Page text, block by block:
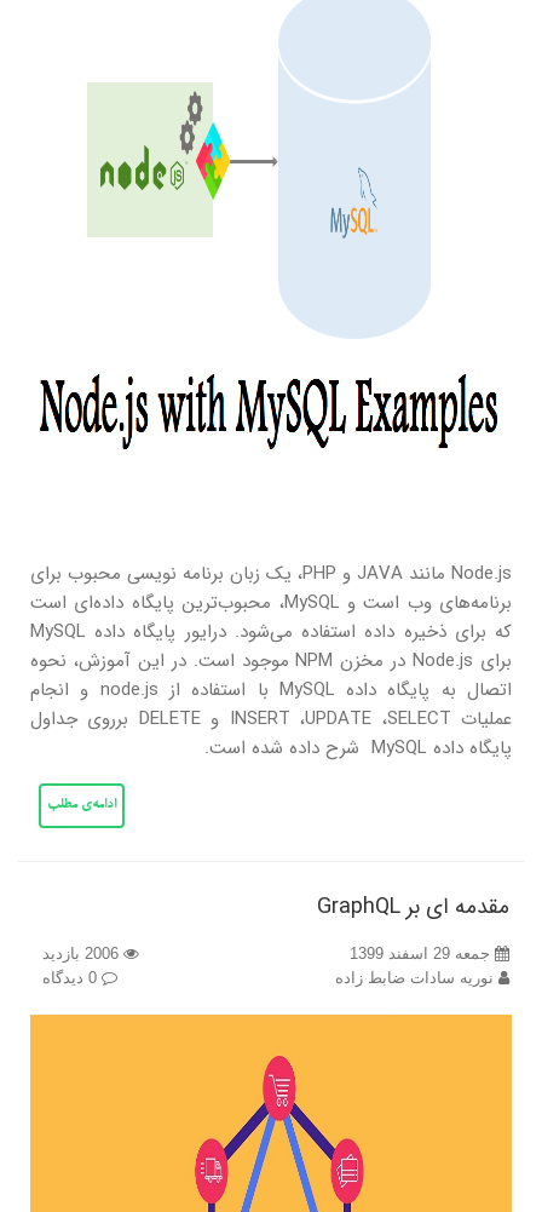
Node.js مانند JAVA و PHP، یک زبان برنامه نویسی محبوب برای
برنامه‌های وب است و MySQL، محبوب‌ترین پایگاه داده‌ای است
که برای ذخیره داده استفاده می‌شود. درایور پایگاه داده MySQL
برای Node.js در مخزن NPM موجود است. در این آموزش، نحوه
اتصال به پایگاه داده MySQL با استفاده از node.js و انجام
عملیات INSERT ،UPDATE ،SELECT و DELETE برروی جداول
پایگاه داده MySQL شرح داده شده است.
ادامه‌ی مطلب
مقدمه ای بر GraphQL
جمعه 29 اسفند 1399
نوریه سادات ضابط زاده